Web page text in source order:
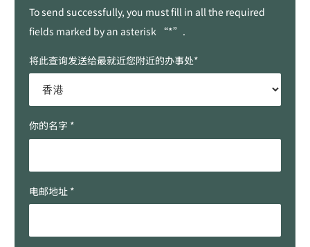
To send successfully, you must fill in all the required
fields marked by an asterisk “*”.
将此查询发送给最就近您附近的办事处*
你的名字 *
电邮地址 *